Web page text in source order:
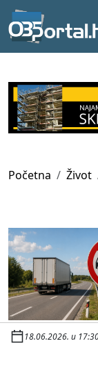
Početna Život
18.06.2026. u